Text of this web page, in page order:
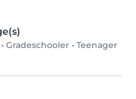
• Gradeschooler • Teenager